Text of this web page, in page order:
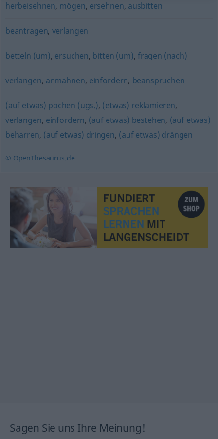
herbeisehnen, mögen, ersehnen, ausbitten
beantragen, verlangen
betteln (um), ersuchen, bitten (um), fragen (nach)
verlangen, anmahnen, einfordern, beanspruchen
(auf etwas) pochen (ugs.), (etwas) reklamieren,
verlangen, einfordern, (auf etwas) bestehen, (auf etwas)
beharren, (auf etwas) dringen, (auf etwas) drängen
© OpenThesaurus.de
Sagen Sie uns Ihre Meinung!